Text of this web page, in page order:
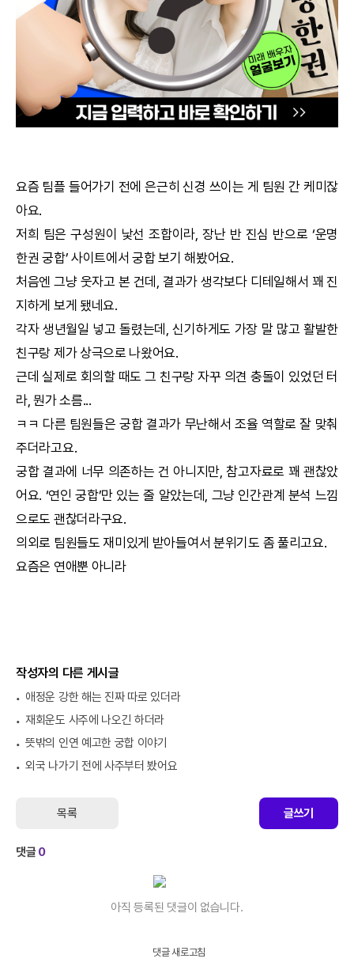
작명
수리사주
문의사항
요즘 팀플 들어가기 전에 은근히 신경 쓰이는 게 팀원 간 케미잖
아요.
저희 팀은 구성원이 낯선 조합이라, 장난 반 진심 반으로 ‘운명
한권 궁합’ 사이트에서궁합보기 해봤어요.
처음엔 그냥 웃자고 본 건데, 결과가 생각보다 디테일해서 꽤 진
지하게 보게 됐네요.
각자 생년월일 넣고 돌렸는데, 신기하게도 가장 말 많고 활발한
친구랑 제가 상극으로 나왔어요.
근데 실제로 회의할 때도 그 친구랑 자꾸 의견 충돌이 있었던 터
라, 뭔가 소름...
ㅋㅋ 다른 팀원들은궁합결과가 무난해서 조율 역할로 잘 맞춰
주더라고요.
궁합결과에 너무 의존하는 건 아니지만, 참고자료로 꽤 괜찮았
어요. ‘연인궁합’만 있는 줄 알았는데, 그냥 인간관계 분석 느낌
으로도 괜찮더라구요.
의외로 팀원들도 재미있게 받아들여서 분위기도 좀 풀리고요.
요즘은 연애뿐 아니라
작성자의 다른 게시글
애정운 강한 해는 진짜 따로 있더라
재회운도 사주에 나오긴 하더라
뜻밖의 인연 예고한 궁합 이야기
외국 나가기 전에 사주부터 봤어요
목록 글쓰기
댓글0
아직 등록된 댓글이 없습니다.
댓글 새로고침